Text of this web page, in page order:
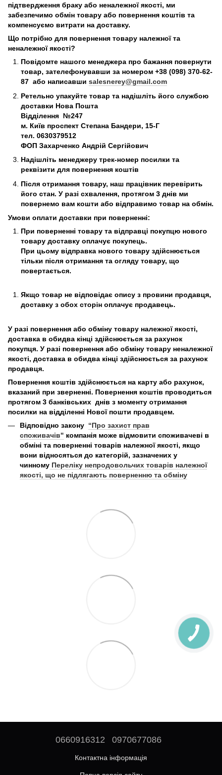
підтвердження браку або неналежної якості, ми
забезпечимо обмін товару або повернення коштів та
компенсуємо витрати на доставку.
Що потрібно для повернення товару належної та
неналежної якості?
Повідомте нашого менеджера про бажання повернути
товар, зателефонувавши за номером +38 (098) 370-62-
87 або написавши salesnerey@gmail.com
Ретельно упакуйте товар та надішліть його службою
доставки Нова Пошта
Відділення №247
м. Київ проспект Степана Бандери, 15-Г
тел. 0630379512
ФОП Захарченко Андрій Сергійович
Надішліть менеджеру трек-номер посилки та
реквізити для повернення коштів
Після отримання товару, наш працівник перевірить
його стан. У разі схвалення, протягом 3 днів ми
повернемо вам кошти або відправимо товар на обмін.
Умови оплати доставки при поверненні:
При поверненні товару та відправці покупцю нового
товару доставку оплачує покупець.
При цьому відправка нового товару здійснюється
тільки після отримання та огляду товару, що
повертається.
Якщо товар не відповідає опису з провини продавця,
доставку з обох сторін оплачує продавець.
У разі повернення або обміну товару належної якості,
доставка в обидва кінці здійснюється за рахунок
покупця. У разі повернення або обміну товару неналежної
якості, доставка в обидва кінці здійснюється за рахунок
продавця.
Повернення коштів здійснюється на карту або рахунок,
вказаний при зверненні. Повернення коштів проводиться
протягом 3 банківських днів з моменту отримання
посилки на відділенні Нової пошти продавцем.
Відповідно закону “Про захист прав
споживачів" компанія може відмовити споживачеві в
обміні та поверненні товарів належної якості, якщо
вони відносяться до категорій, зазначених у
чинному Переліку непродовольчих товарів належної
якості, що не підлягають поверненню та обміну
0660916312 0970677086
Контактна інформація